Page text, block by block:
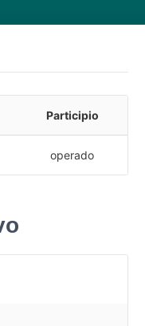
Participio
operado